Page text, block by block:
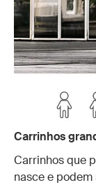
Carrinhos
Carrinhos que
nasce e